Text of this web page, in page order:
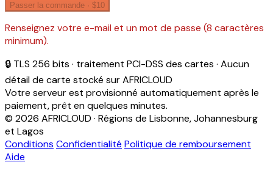
Passer la commande · $10
Renseignez votre e-mail et un mot de passe (8 caractères
minimum).
🔒 TLS 256 bits · traitement PCI-DSS des cartes · Aucun
détail de carte stocké sur AFRICLOUD
Votre serveur est provisionné automatiquement après le
paiement, prêt en quelques minutes.
© 2026 AFRICLOUD · Régions de Lisbonne, Johannesburg
et Lagos
Conditions Confidentialité Politique de remboursement
Aide